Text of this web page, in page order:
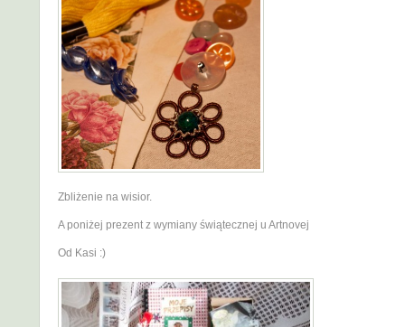
Zbliżenie na wisior.
A poniżej prezent z wymiany świątecznej u Artnovej
Od Kasi :)